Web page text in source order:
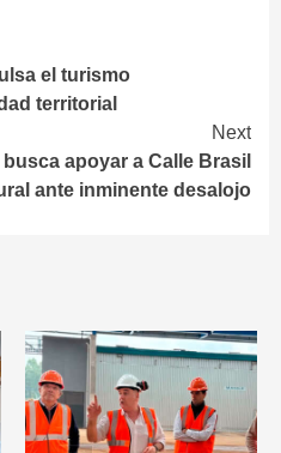
el turismo
territorial
Next
apoyar a Calle Brasil
ante inminente desalojo